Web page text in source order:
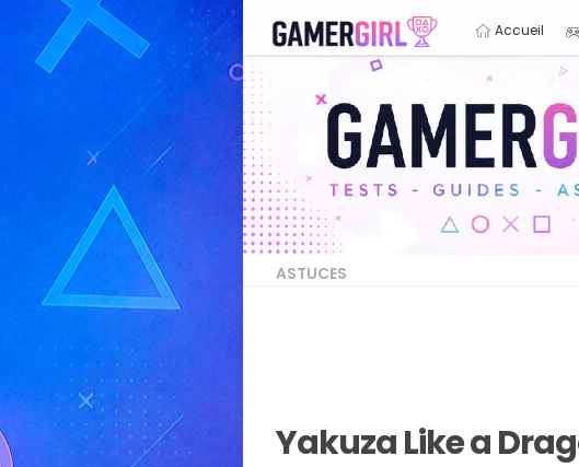
Accueil
ASTUCES
Yakuza Like a